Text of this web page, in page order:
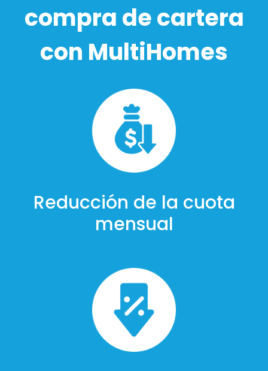
compra de cartera
con MultiHomes
Reducción de la cuota
mensual